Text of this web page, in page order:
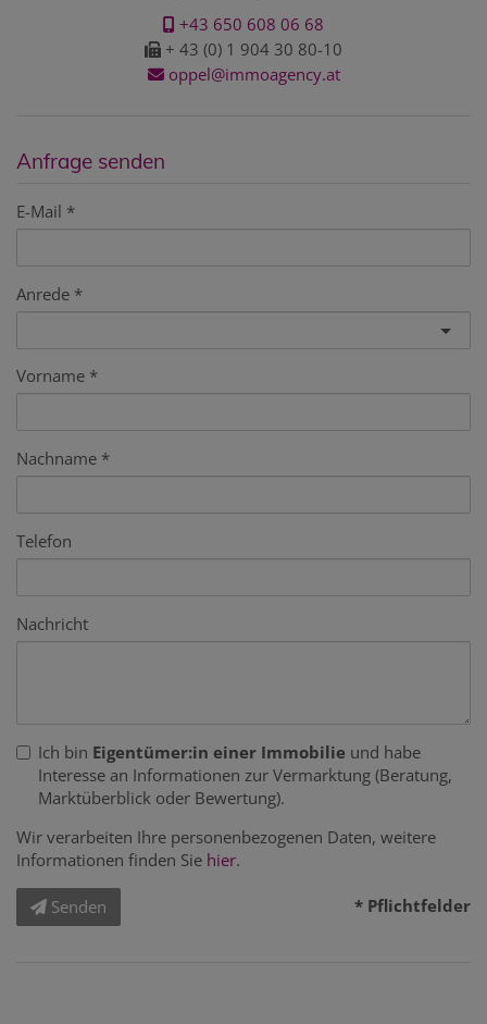
+43 650 608 06 68
+ 43 (0) 1 904 30 80-10
oppel@immoagency.at
Anfrage senden
E-Mail
Anrede
Vorname
Nachname
Telefon
Nachricht
Ich bin Eigentümer:in einer Immobilie und habe
Interesse an Informationen zur Vermarktung (Beratung,
Marktüberblick oder Bewertung).
Wir verarbeiten Ihre personenbezogenen Daten, weitere
Informationen finden Sie hier.
Senden * Pflichtfelder